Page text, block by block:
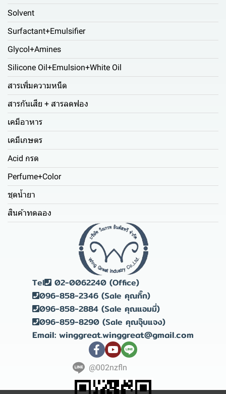
Solvent
Surfactant+Emulsifier
Glycol+Amines
Silicone Oil+Emulsion+White Oil
สารเพิ่มความหนืด
สารกันเสีย + สารลดฟอง
เคมีอาหาร
เคมีเกษตร
Acid กรด
Perfume+Color
ชุดน้ำยา
สินค้าทดลอง
Tel
02-0062240 (Office)
096-858-2346 (Sale คุณกิ๊ก)
096-858-2884 (Sale คุณแอมมี่)
096-859-8290 (Sale คุณจุ๊บแจง)
Email: winggreat.winggreat@gmail.com
@002nzfln